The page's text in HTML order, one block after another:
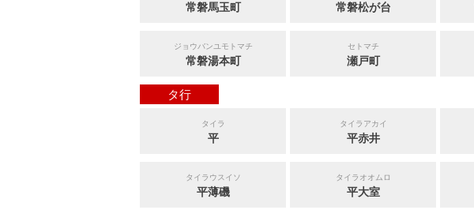
常磐馬玉町 常磐松が台
ジョウバンユモトマチ
常磐湯本町
セトマチ
瀬戸町
タ行
タイラ
平
タイラアカイ
平赤井
タイラウスイソ
平薄磯
タイラオオムロ
平大室